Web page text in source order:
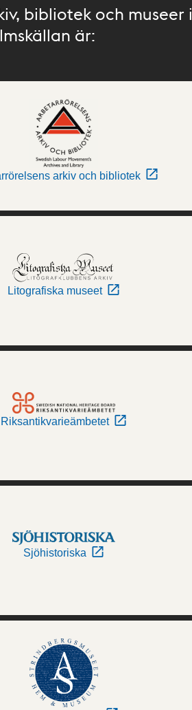
bibliotek och museer i
är:
arkiv och bibliotek
Litografiska museet
Riksantikvarieämbetet
Sjöhistoriska